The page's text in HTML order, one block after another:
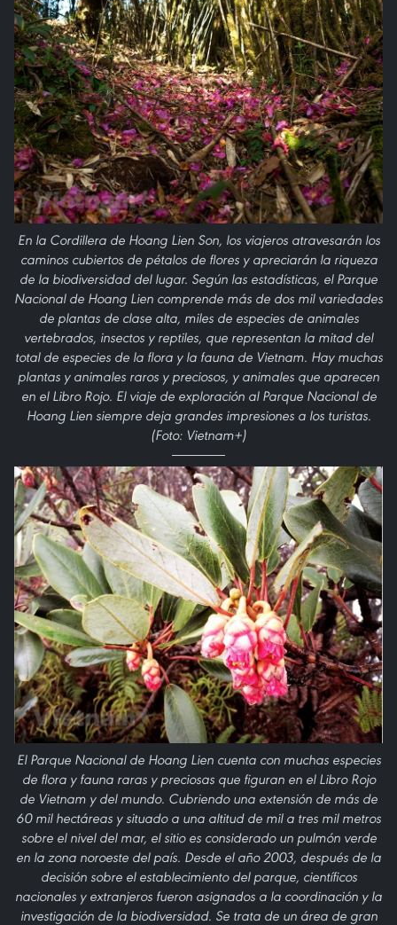
En la Cordillera de Hoang Lien Son, los viajeros atravesarán los
caminos cubiertos de pétalos de flores y apreciarán la riqueza
de la biodiversidad del lugar. Según las estadísticas, el Parque
Nacional de Hoang Lien comprende más de dos mil variedades
de plantas de clase alta, miles de especies de animales
vertebrados, insectos y reptiles, que representan la mitad del
total de especies de la flora y la fauna de Vietnam. Hay muchas
plantas y animales raros y preciosos, y animales que aparecen
en el Libro Rojo. El viaje de exploración al Parque Nacional de
Hoang Lien siempre deja grandes impresiones a los turistas.
(Foto: Vietnam+)
El Parque Nacional de Hoang Lien cuenta con muchas especies
de flora y fauna raras y preciosas que figuran en el Libro Rojo
de Vietnam y del mundo. Cubriendo una extensión de más de
60 mil hectáreas y situado a una altitud de mil a tres mil metros
sobre el nivel del mar, el sitio es considerado un pulmón verde
en la zona noroeste del país. Desde el año 2003, después de la
decisión sobre el establecimiento del parque, científicos
nacionales y extranjeros fueron asignados a la coordinación y la
investigación de la biodiversidad. Se trata de un área de gran